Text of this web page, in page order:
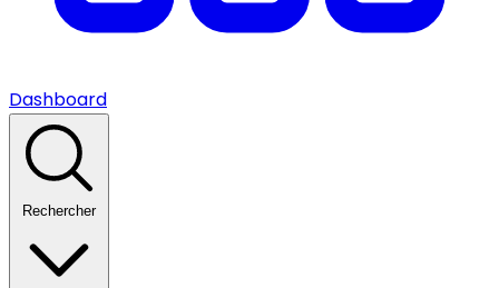
Dashboard
Rechercher